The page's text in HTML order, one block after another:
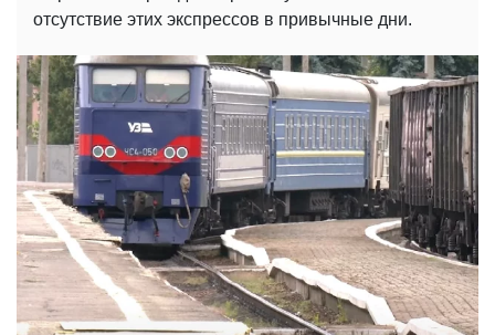
отсутствие этих экспрессов в привычные дни.